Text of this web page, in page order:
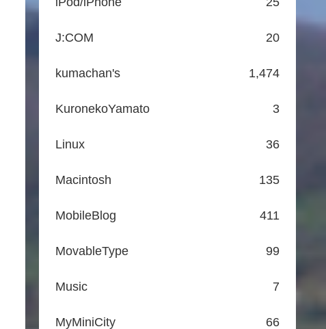
J:COM 20
kumachan's 1,474
KuronekoYamato 3
Linux 36
Macintosh 135
MobileBlog 411
MovableType 99
Music 7
MyMiniCity 66